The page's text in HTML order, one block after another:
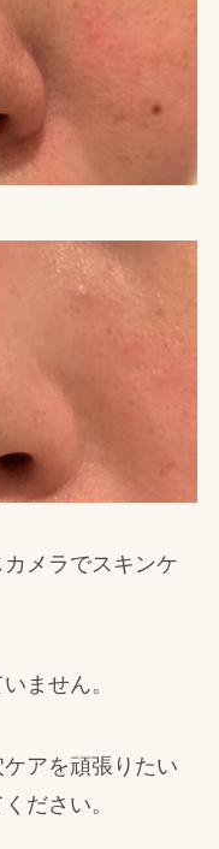
メラでスキンケ
ません。
アを頑張りたい
ださい。